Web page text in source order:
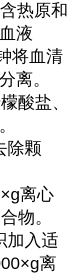
热原和
液
将血清
离。
酸盐、
除颗
离心
物。
加入适
离